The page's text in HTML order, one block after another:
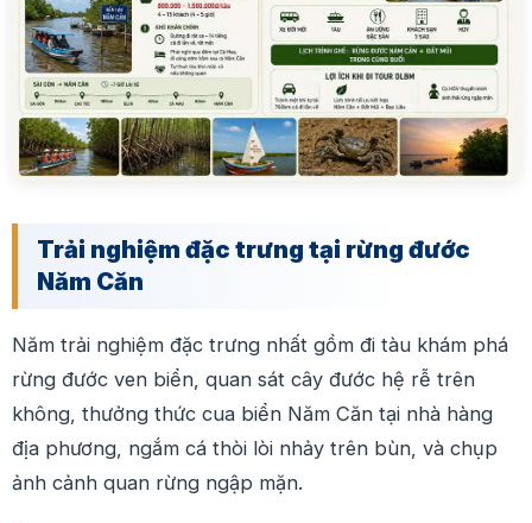
Trải nghiệm đặc trưng tại rừng đước
Năm Căn
Năm trải nghiệm đặc trưng nhất gồm đi tàu khám phá
rừng đước ven biển, quan sát cây đước hệ rễ trên
không, thưởng thức cua biển Năm Căn tại nhà hàng
địa phương, ngắm cá thòi lòi nhảy trên bùn, và chụp
ảnh cảnh quan rừng ngập mặn.